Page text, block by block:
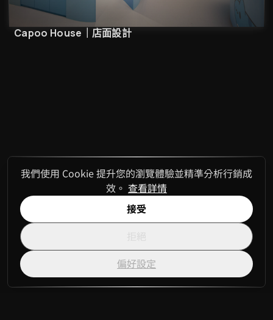
Capoo House｜店面設計
我們使用 Cookie 提升您的瀏覽體驗並精準分析行銷成
效。 查看詳情
接受
偏好設定